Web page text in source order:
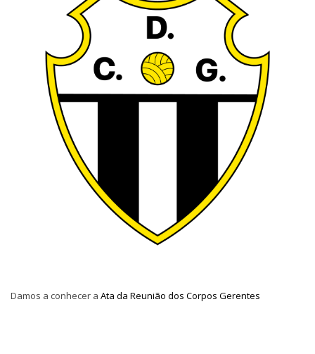
Damos a conhecer a Ata da Reunião dos Corpos Gerentes